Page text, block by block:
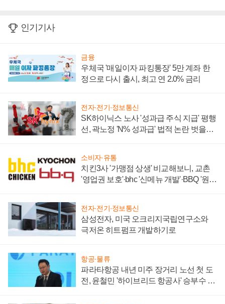
인기기사
금융
우체국 '매일이자 파킹통장' 5만 계좌 한
정으로 다시 출시, 최고 연 2.0% 금리
전자·전기·정보통신
SK하이닉스 노사 '성과급 주식 지급' 평행
선, 곽노정 'N% 성과급' 법적 논란 벗을지
소비자·유통
치킨3사 '가맹점 상생' 비교해보니, 교촌
'영업권 보호'·bhc '신메뉴 개발'·BBQ '원가
전자·전기·정보통신
삼성전자, 미국 오크리지국립연구소와
극저온 히트펌프 개발하기로
항공·물류
파라타항공 내년 미주 장거리 노선 첫 도
전, 윤철민 '하이브리드 항공사' 승부수 통